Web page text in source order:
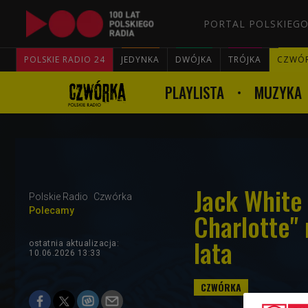
PORTAL
POLSKIE RADIO 24 JEDYNKA DWÓJKA TRÓJKA
PLAYLISTA MUZYKA
Polskie Radio
Czwórka
Polecamy
Jack
Charlotte"
lata
ostatnia aktualizacja:
10.06.2026 13:33